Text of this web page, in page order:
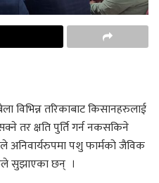
विभिन्न तरिकाबाट किसानहरुलाई
तर क्षति पुर्ति गर्न नकसकिने
पशु फार्मको जैविक
सुझाएका छन् ।